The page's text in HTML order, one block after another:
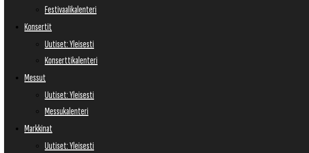
Festivaalikalenteri
Konsertit
Uutiset: Yleisesti
Konserttikalenteri
Messut
Uutiset: Yleisesti
Messukalenteri
Markkinat
Uutiset: Yleisesti